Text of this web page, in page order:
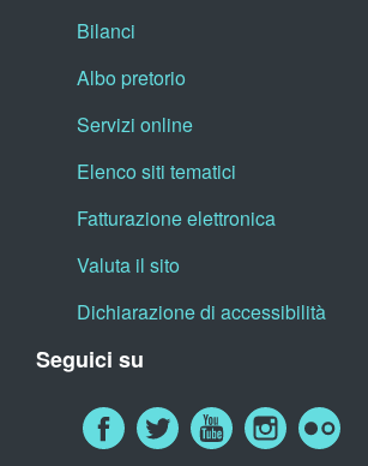
Bilanci
Albo pretorio
Servizi online
Elenco siti tematici
Fatturazione elettronica
Valuta il sito
Dichiarazione di accessibilità
Seguici su